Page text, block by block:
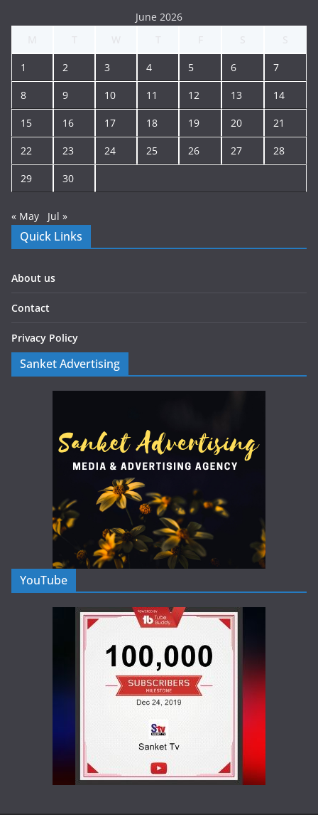
June 2026
1 2 3 4 5 6 7
8 9 10 11 12 13 14
15 16 17 18 19 20 21
22 23 24 25 26 27 28
29 30
« May Jul »
Quick Links
About us
Contact
Privacy Policy
Sanket Advertising
YouTube